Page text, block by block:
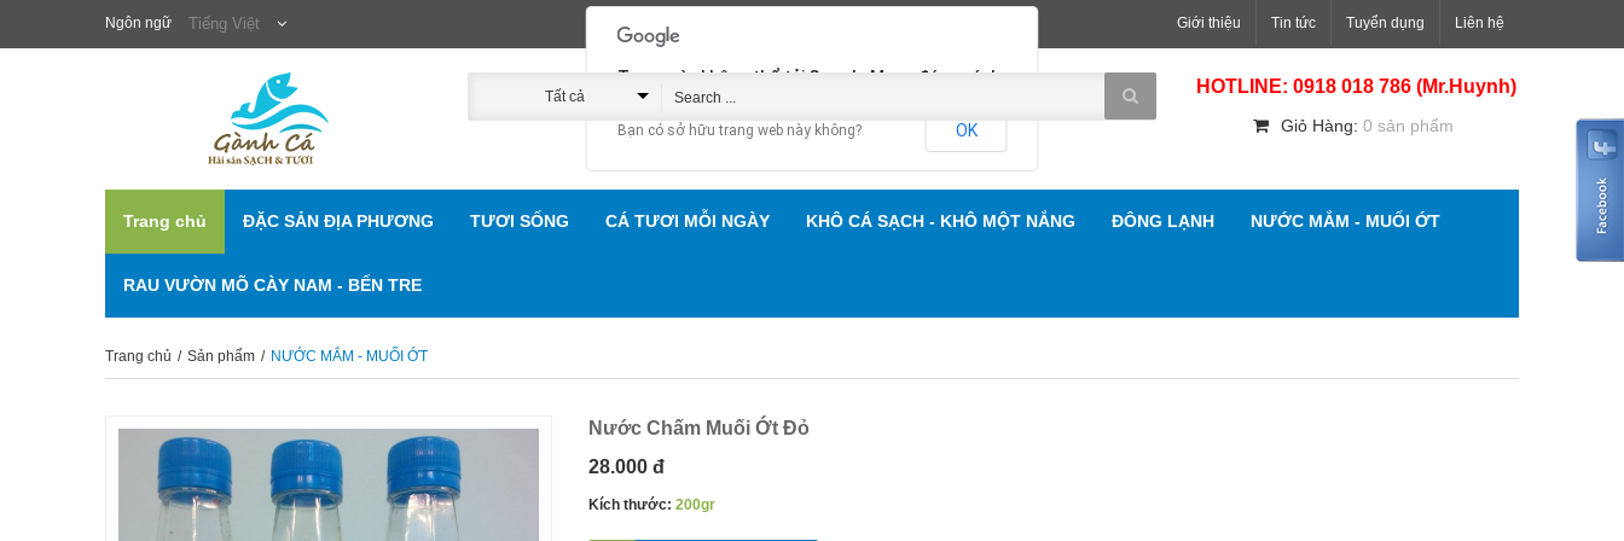
Ngôn ngữ Tiếng Việt Giới thiệu Tin tức Tuyển dụng Liên hệ
Tất cả
Hải Sản Gành Cá
HOTLINE: 0918 018 786 (Mr.Huynh)
Giỏ Hàng: 0 sản phẩm
Trang chủ ĐẶC SẢN ĐỊA PHƯƠNG TƯƠI SỐNG CÁ TƯƠI MỖI NGÀY KHÔ CÁ SẠCH - KHÔ MỘT NẮNG ĐÔNG LẠNH NƯỚC MẮM - MUỐI ỚT
RAU VƯỜN MÕ CÀY NAM - BẾN TRE
Trang chủ / Sản phẩm / NƯỚC MẮM - MUỐI ỚT
Nước Chấm Muối Ớt Đỏ
28.000 đ
Kích thước: 200gr
Trang này không thể tải Google Maps đúng cách.
Bạn có sở hữu trang web này không? OK